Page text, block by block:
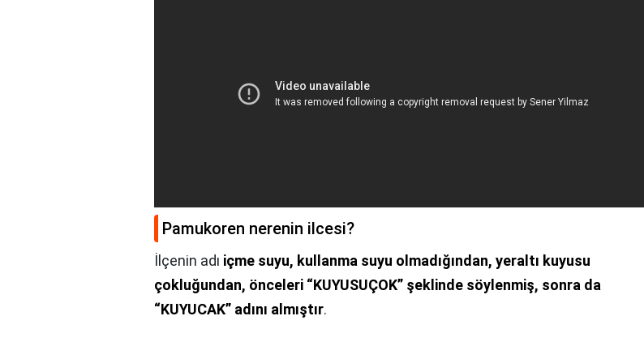
Pamukoren nerenin ilcesi?
İlçenin adı içme suyu, kullanma suyu olmadığından, yeraltı kuyusu
çokluğundan, önceleri “KUYUSUÇOK” şeklinde söylenmiş, sonra da
“KUYUCAK” adını almıştır.